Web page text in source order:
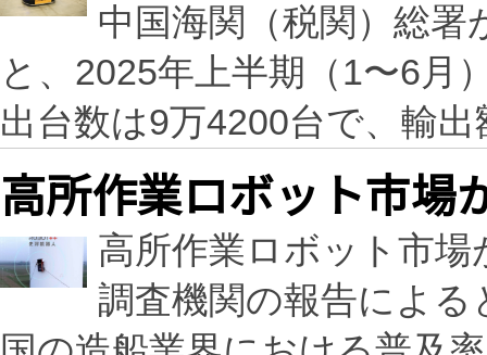
中国海関（税関）総
と、2025年上半期（1〜6月
出台数は9万4200台で、輸
高所作業ロボット市場
高所作業ロボット市
調査機関の報告によ